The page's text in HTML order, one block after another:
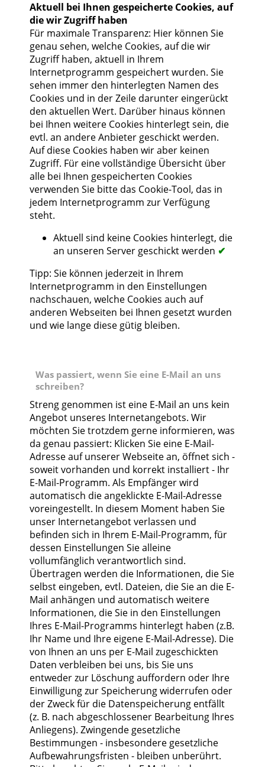
Aktuell bei Ihnen gespeicherte Cookies, auf
die wir Zugriff haben
Für maximale Transparenz: Hier können Sie
genau sehen, welche Cookies, auf die wir
Zugriff haben, aktuell in Ihrem
Internetprogramm gespeichert wurden. Sie
sehen immer den hinterlegten Namen des
Cookies und in der Zeile darunter eingerückt
den aktuellen Wert. Darüber hinaus können
bei Ihnen weitere Cookies hinterlegt sein, die
evtl. an andere Anbieter geschickt werden.
Auf diese Cookies haben wir aber keinen
Zugriff. Für eine vollständige Übersicht über
alle bei Ihnen gespeicherten Cookies
verwenden Sie bitte das Cookie-Tool, das in
jedem Internetprogramm zur Verfügung
steht.
Aktuell sind keine Cookies hinterlegt, die
an unseren Server geschickt werden ✔
Tipp: Sie können jederzeit in Ihrem
Internetprogramm in den Einstellungen
nachschauen, welche Cookies auch auf
anderen Webseiten bei Ihnen gesetzt wurden
und wie lange diese gütig bleiben.
Was passiert, wenn Sie eine E-Mail an uns
schreiben?
Streng genommen ist eine E-Mail an uns kein
Angebot unseres Internetangebots. Wir
möchten Sie trotzdem gerne informieren, was
da genau passiert: Klicken Sie eine E-Mail-
Adresse auf unserer Webseite an, öffnet sich -
soweit vorhanden und korrekt installiert - Ihr
E-Mail-Programm. Als Empfänger wird
automatisch die angeklickte E-Mail-Adresse
voreingestellt. In diesem Moment haben Sie
unser Internetangebot verlassen und
befinden sich in Ihrem E-Mail-Programm, für
dessen Einstellungen Sie alleine
vollumfänglich verantwortlich sind.
Übertragen werden die Informationen, die Sie
selbst eingeben, evtl. Dateien, die Sie an die E-
Mail anhängen und automatisch weitere
Informationen, die Sie in den Einstellungen
Ihres E-Mail-Programms hinterlegt haben (z.B.
Ihr Name und Ihre eigene E-Mail-Adresse). Die
von Ihnen an uns per E-Mail zugeschickten
Daten verbleiben bei uns, bis Sie uns
entweder zur Löschung auffordern oder Ihre
Einwilligung zur Speicherung widerrufen oder
der Zweck für die Datenspeicherung entfällt
(z. B. nach abgeschlossener Bearbeitung Ihres
Anliegens). Zwingende gesetzliche
Bestimmungen - insbesondere gesetzliche
Aufbewahrungsfristen - bleiben unberührt.